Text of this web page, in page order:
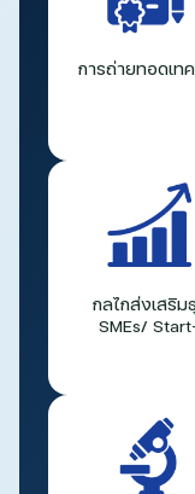
การถ่ายทอดเท
กลไกส่งเสริม
SMEs/